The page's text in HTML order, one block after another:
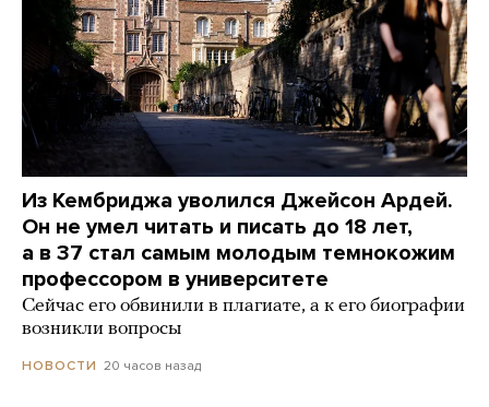
Из Кембриджа уволился Джейсон Ардей.
Он не умел читать и писать до 18 лет,
а в 37 стал самым молодым темнокожим
профессором в университете
Сейчас его обвинили в плагиате, а к его биографии
возникли вопросы
НОВОСТИ 20 часов назад